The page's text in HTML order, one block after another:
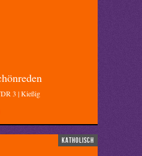
3 | Kießig
katholisch